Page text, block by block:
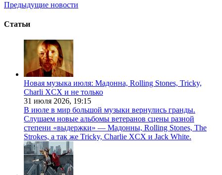
Предыдущие новости
Статьи
Новая музыка июля: Мадонна, Rolling Stones, Tricky,
Charli XCX и не только
31 июля 2026, 19:15
В июле в мир большой музыки вернулись гранды.
Слушаем новые альбомы ветеранов сцены разной
степени «выдержки» — Мадонны, Rolling Stones, The
Strokes, а так же Tricky, Charlie XCX и Jack White.